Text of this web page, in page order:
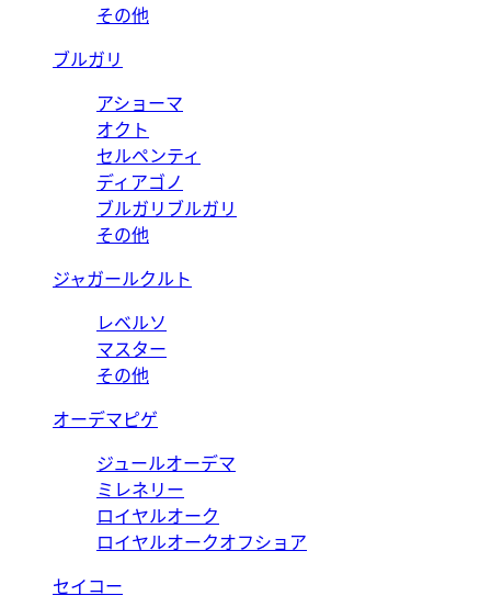
その他
ブルガリ
アショーマ
オクト
セルペンティ
ディアゴノ
ブルガリブルガリ
その他
ジャガールクルト
レベルソ
マスター
その他
オーデマピゲ
ジュールオーデマ
ミレネリー
ロイヤルオーク
ロイヤルオークオフショア
セイコー